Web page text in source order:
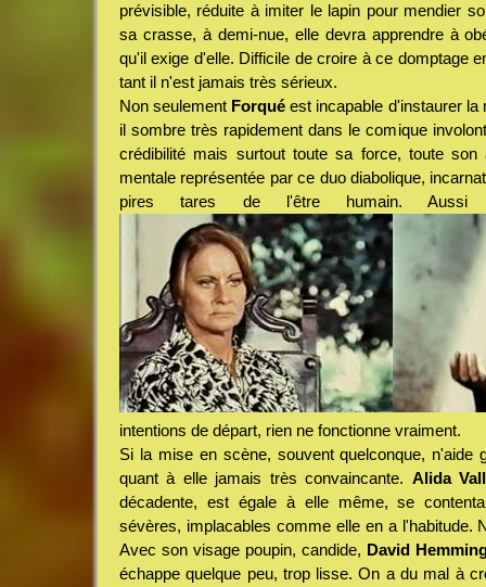
prévisible, réduite à imiter le lapin pour mendier
sa crasse, à demi-nue, elle devra apprendre à
qu'il exige d'elle. Difficile de croire à ce domptage
tant il n'est jamais très sérieux.
Non seulement Forqué est incapable d'instaurer
il sombre très rapidement dans le comique
crédibilité mais surtout toute sa force, toute son
mentale représentée par ce duo diabolique,
pires tares de l'être humain. Aussi
intentions de départ, rien ne fonctionne vraiment.
Si la mise en scène, souvent quelconque, n'aide
quant à elle jamais très convaincante. Alida
décadente, est égale à elle même, se
sévères, implacables comme elle en a l'habitude.
Avec son visage poupin, candide, David
échappe quelque peu, trop lisse. On a du mal à